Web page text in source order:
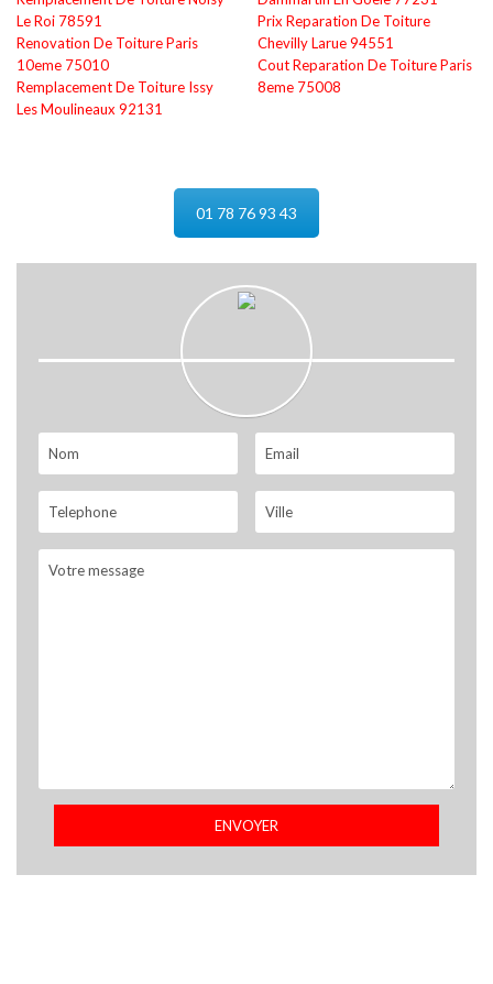
Le Roi 78591
Renovation De Toiture Paris
10eme 75010
Remplacement De Toiture Issy
Les Moulineaux 92131
Prix Reparation De Toiture
Chevilly Larue 94551
Cout Reparation De Toiture Paris
8eme 75008
01 78 76 93 43